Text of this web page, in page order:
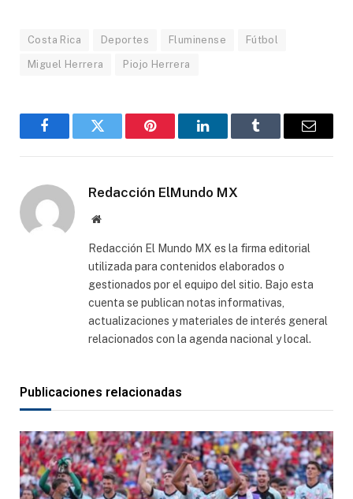
Costa Rica Deportes Fluminense Fútbol
Miguel Herrera Piojo Herrera
FacebookGorjeo Pinterest LinkedInTumblr
Correo
Redacción ElMundo MX
Sitio
Redacción El Mundo MX es la firma editorial
utilizada para contenidos elaborados o
gestionados por el equipo del sitio. Bajo esta
cuenta se publican notas informativas,
actualizaciones y materiales de interés general
relacionados con la agenda nacional y local.
Publicaciones relacionadas